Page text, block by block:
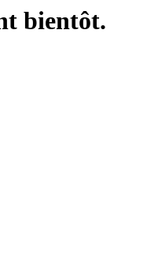
bientôt.